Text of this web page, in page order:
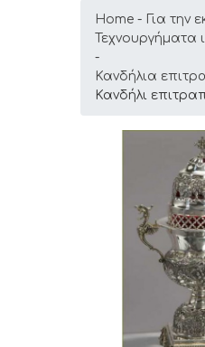
Home
Για την
Τεχνουργήματα
Κανδήλια
Κανδήλι